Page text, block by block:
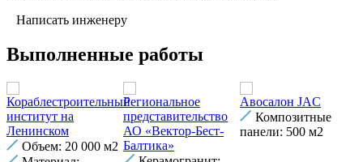
Написать инженеру
Выполненные работы
Кораблестроительный
институт на
Ленинском
Объем: 20 000 м2
Региональное
представительство
АО «Вектор-Бест-
Балтика»
Авосалон JAC
Композитные
панели: 500 м2